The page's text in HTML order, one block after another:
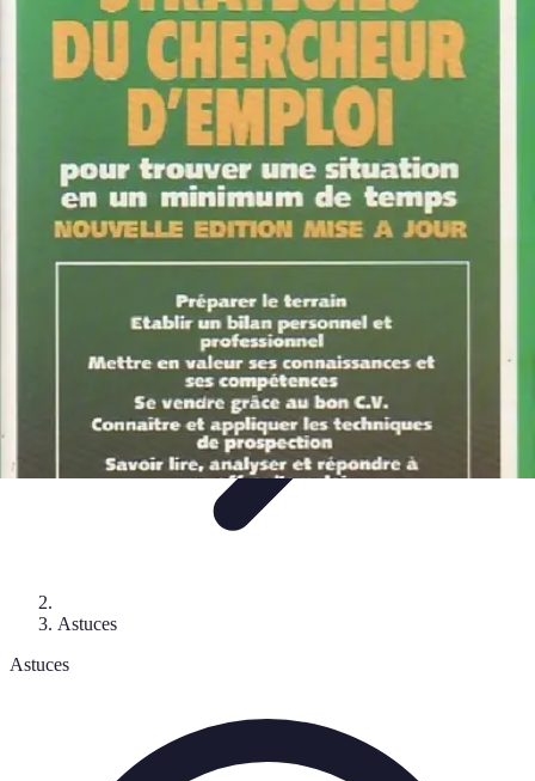
Top Soldes
Astuces d'Achat
Incontournables Produits à Surveiller
Astuces et
ConseilsAstuces et conseils
Astuces
Astuces